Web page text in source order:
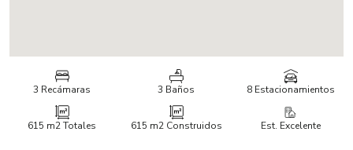
3 Recámaras 3 Baños 8 Estacionamientos
615 m2Totales 615 m2Construidos Est. Excelente